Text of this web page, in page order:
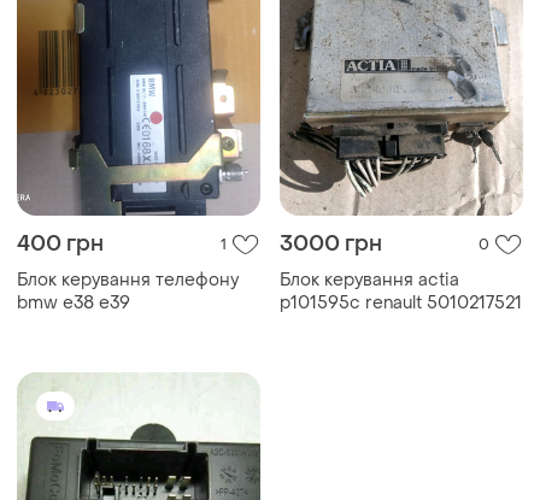
400 грн 1
Блок керування телефону
bmw e38 e39
3000 грн 0
Блок керування actia
p101595c renault 5010217521